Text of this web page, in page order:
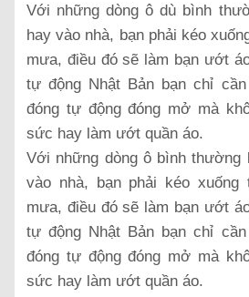
Với những dòng ô dù bình
hay vào nhà, bạn phải kéo
mưa, điều đó sẽ làm bạn ướt
tự động Nhật Bản bạn chỉ
đóng tự động đóng mở mà
sức hay làm ướt quần áo.
Với những dòng ô bình thường
vào nhà, bạn phải kéo xuống
mưa, điều đó sẽ làm bạn ướt
tự động Nhật Bản bạn chỉ
đóng tự động đóng mở mà
sức hay làm ướt quần áo.